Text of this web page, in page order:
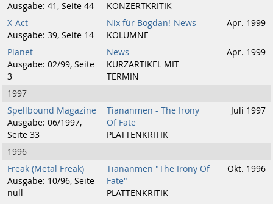
Ausgabe: 41, Seite 44
KONZERTKRITIK
X-Act
Ausgabe: 39, Seite 14
Nix für Bogdan!-News
KOLUMNE
Apr. 1999
Planet
Ausgabe: 02/99, Seite
3
News
KURZARTIKEL MIT
TERMIN
Apr. 1999
1997
Spellbound Magazine
Ausgabe: 06/1997,
Seite 33
Tiananmen - The Irony
Of Fate
PLATTENKRITIK
Juli 1997
1996
Freak (Metal Freak)
Ausgabe: 10/96, Seite
null
Tiananmen "The Irony Of
Fate"
PLATTENKRITIK
Okt. 1996